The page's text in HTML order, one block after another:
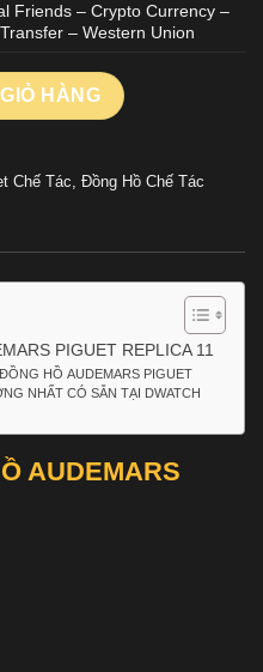
Friends – Crypto Currency –
– Western Union
11 ROYAL OAK
HÀNG
Chế Tác, Đồng Hồ Chế Tác
PIGUET REPLICA 11
HỒ AUDEMARS PIGUET
NHẤT CÓ SẴN TẠI DWATCH
AUDEMARS